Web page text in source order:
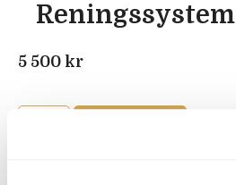
Reningssystem
5 500 kr